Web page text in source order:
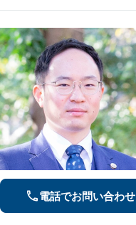
電話でお問い合わせ